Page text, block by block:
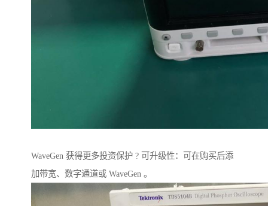
WaveGen 获得更多投资保护 ? 可升级性：可在购买后添
加带宽、数字通道或 WaveGen 。